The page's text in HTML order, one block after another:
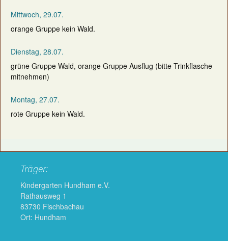
Mittwoch, 29.07.
orange Gruppe kein Wald.
Dienstag, 28.07.
grüne Gruppe Wald, orange Gruppe Ausflug (bitte Trinkflasche
mitnehmen)
Montag, 27.07.
rote Gruppe kein Wald.
Träger:
Kindergarten Hundham e.V.
Rathausweg 1
83730 Fischbachau
Ort: Hundham